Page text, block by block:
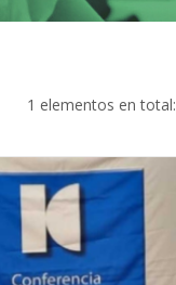
1 elementos en total: